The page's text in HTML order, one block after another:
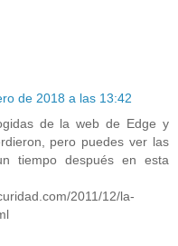
de 2018 a las 13:42
de la web de Edge y
pero puedes ver las
tiempo después en esta
2011/12/la-